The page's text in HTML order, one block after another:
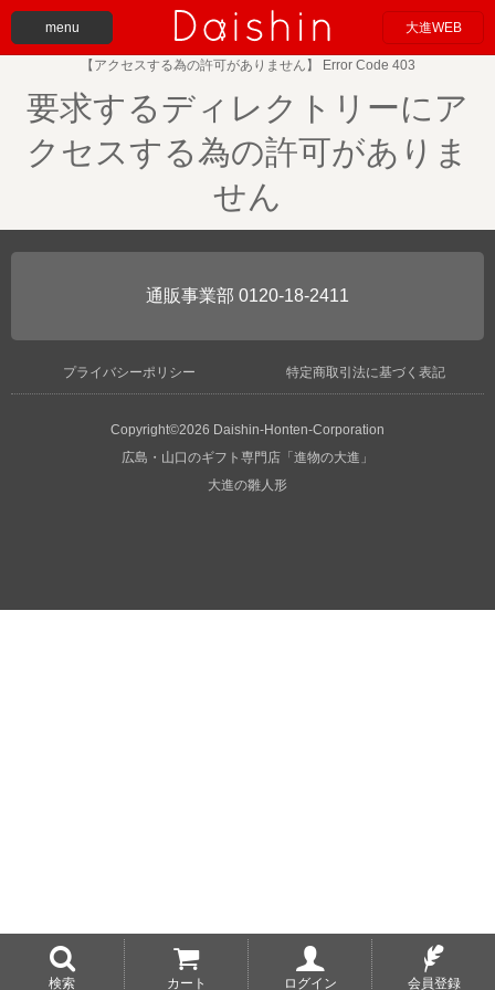
menu 大進WEB
検索 カート ログイン 会員登録
【アクセスする為の許可がありません】 Error Code 403
要求するディレクトリーにア
クセスする為の許可がありま
せん
0120-18-2411
プライバシーポリシー 特定商取引法に基づく表記
Copyright©2026 Daishin-Honten-Corporation
広島・山口のギフト専門店「進物の大進」
大進の雛人形